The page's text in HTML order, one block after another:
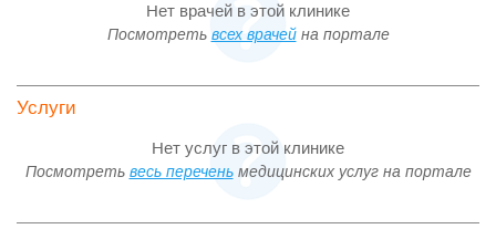
Нет врачей в этой клинике
Посмотреть всех врачейна портале
Услуги
Нет услуг в этой клинике
Посмотреть весь переченьмедицинских услуг на портале